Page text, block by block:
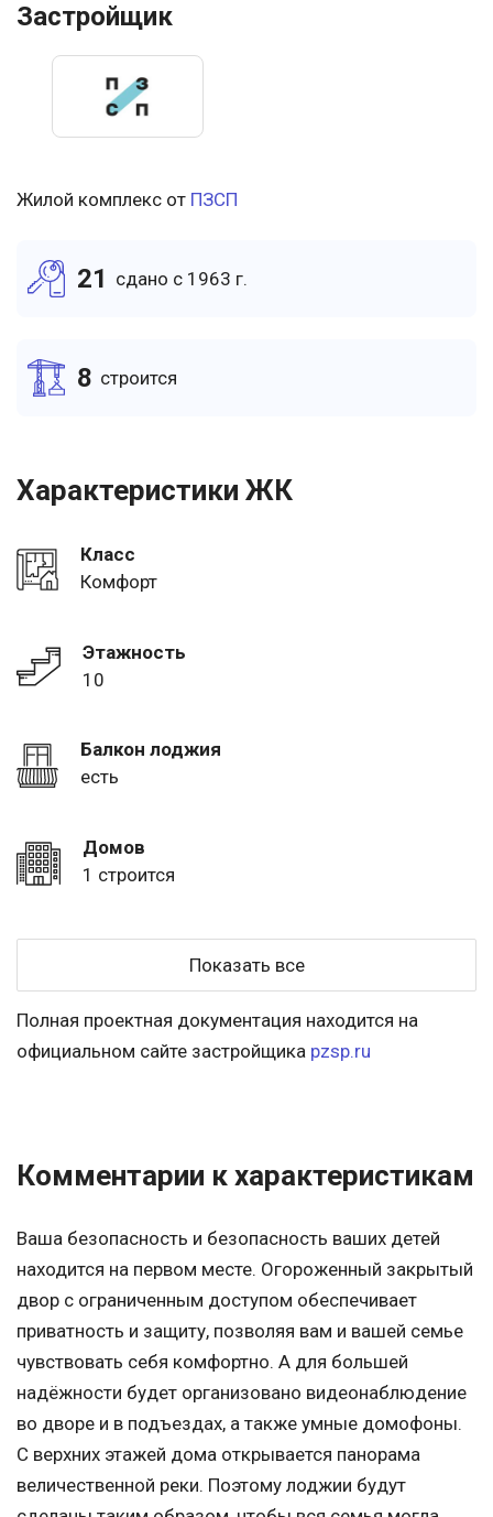
Застройщик
Жилой комплекс от ПЗСП
21 cдано c 1963 г.
8 cтроится
Характеристики ЖК
Класс
Комфорт
Этажность
10
Балкон лоджия
есть
Домов
1 строится
Показать все
Полная проектная документация находится на
официальном сайте застройщика pzsp.ru
Комментарии к характеристикам
Ваша безопасность и безопасность ваших детей
находится на первом месте. Огороженный закрытый
двор с ограниченным доступом обеспечивает
приватность и защиту, позволяя вам и вашей семье
чувствовать себя комфортно. А для большей
надёжности будет организовано видеонаблюдение
во дворе и в подъездах, а также умные домофоны.
С верхних этажей дома открывается панорама
величественной реки. Поэтому лоджии будут